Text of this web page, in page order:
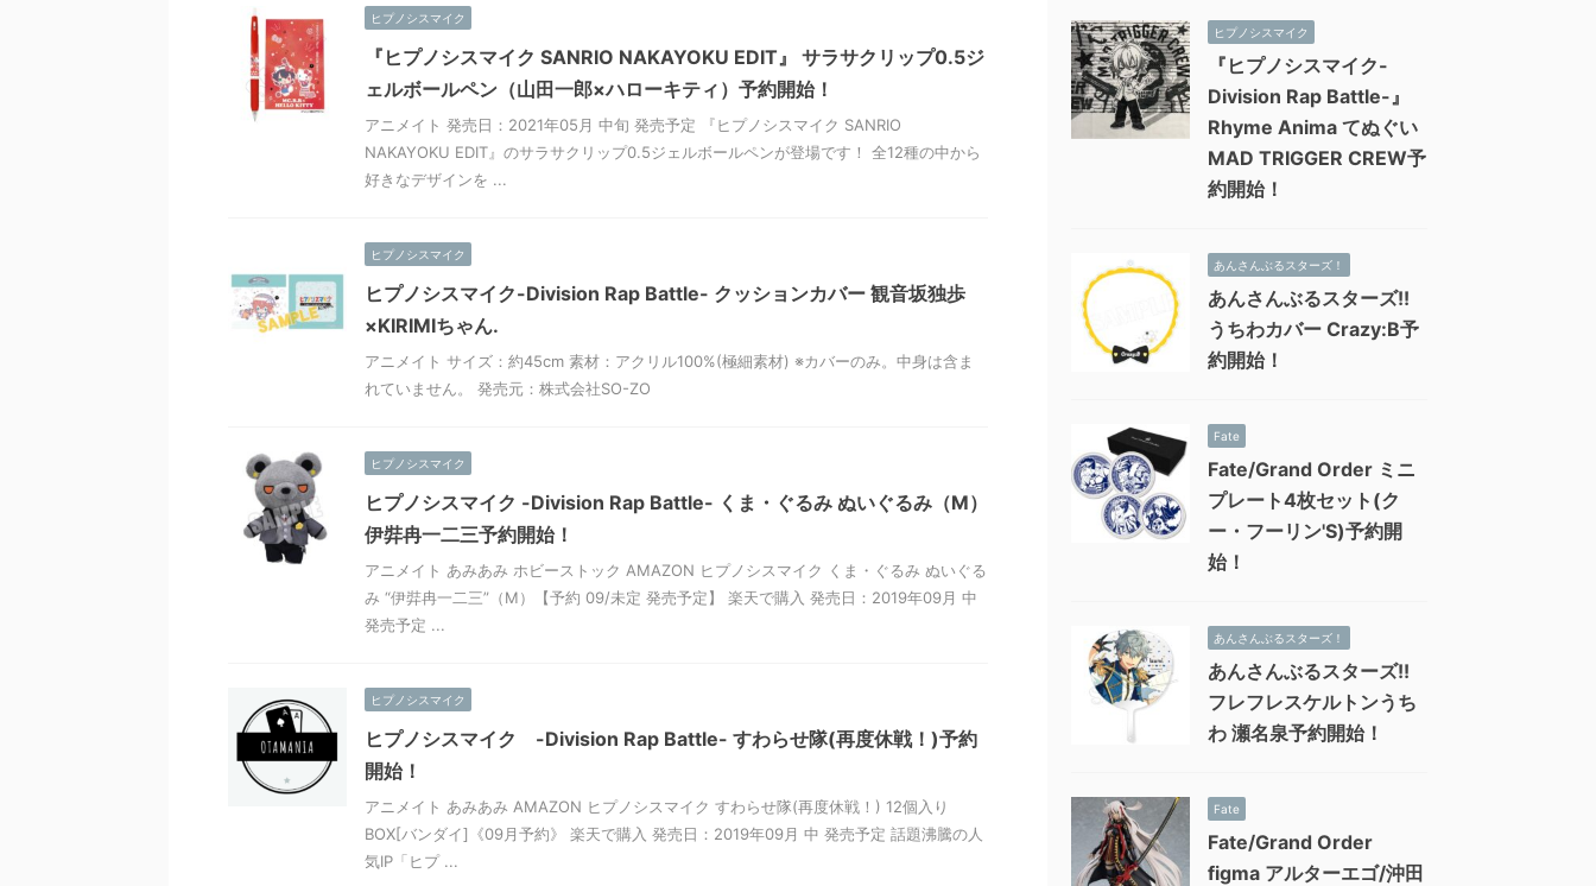
ヒプノシスマイク
『ヒプノシスマイク SANRIO NAKAYOKU EDIT』 サラサクリップ0.5ジ
ェルボールペン（山田一郎×ハローキティ）予約開始！
アニメイト 発売日：2021年05月 中旬 発売予定 『ヒプノシスマイク SANRIO
NAKAYOKU EDIT』のサラサクリップ0.5ジェルボールペンが登場です！ 全12種の中から
好きなデザインを ...
ヒプノシスマイク
ヒプノシスマイク-Division Rap Battle- クッションカバー 観音坂独歩
×KIRIMIちゃん.
アニメイト サイズ：約45cm 素材：アクリル100%(極細素材) ※カバーのみ。中身は含ま
れていません。 発売元：株式会社SO-ZO
ヒプノシスマイク
ヒプノシスマイク -Division Rap Battle- くま・ぐるみ ぬいぐるみ（M）
伊弉冉一二三予約開始！
アニメイト あみあみ ホビーストック AMAZON ヒプノシスマイク くま・ぐるみ ぬいぐる
み “伊弉冉一二三”（M）【予約 09/未定 発売予定】 楽天で購入 発売日：2019年09月 中
発売予定 ...
ヒプノシスマイク
ヒプノシスマイク -Division Rap Battle- すわらせ隊(再度休戦！)予約
開始！
アニメイト あみあみ AMAZON ヒプノシスマイク すわらせ隊(再度休戦！) 12個入り
BOX[バンダイ]《09月予約》 楽天で購入 発売日：2019年09月 中 発売予定 話題沸騰の人
気IP「ヒプ ...
ヒプノシスマイク
『ヒプノシスマイク-
Division Rap Battle-』
Rhyme Anima てぬぐい
MAD TRIGGER CREW予
約開始！
あんさんぶるスターズ！
あんさんぶるスターズ!!
うちわカバー Crazy:B予
約開始！
Fate
Fate/Grand Order ミニ
プレート4枚セット(ク
ー・フーリン'S)予約開
始！
あんさんぶるスターズ！
あんさんぶるスターズ!!
フレフレスケルトンうち
わ 瀬名泉予約開始！
Fate
Fate/Grand Order
figma アルターエゴ/沖田